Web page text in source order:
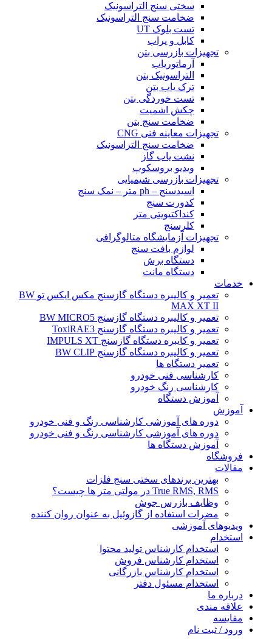
سختی سنج التراسونیک
ضخامت سنج التراسونیک
تست بلوک UT
کابل و پراب
تجهیزات بازرسی بتن
آرماتوریاب
التراسونیک بتن
ترک یاب بتن
تست خوردگی بتن
چکش اشمیت
ضخامت سنج بتن
تجهیزات معاینه فنی CNG
ضخامت سنج التراسونیک
نشت یاب گاز
ویدیو بروسکوپ
تجهیزات بازرسی شیمیایی
اسیدسنج – ph متر – نمک سنج
کدورت سنج
کنداکتیویتی متر
کلرسنج
تجهیزات آزمایشگاه متالوگرافی
لوازم بافت سنج
دستگاه برش
دستگاه مانت
خدمات
تعمیر و کالیبره دستگاه گازسنج مکس ایکس تو BW
MAX XT II
تعمیر و کالیبره دستگاه گازسنج BW MICRO5
تعمیر و کالیبره دستگاه گازسنج ToxiRAE3
تعمیر و کایبره دستگاه گازسنج IMPULS XT
تعمیر و کالیبره دستگاه گازسنج BW CLIP
تعمیر دستگاه ها
کارشناسی فنی خودرو
کارشناسی رنگ خودرو
آموزش دستگاه
آموزش
دوره های آموزشی کارشناسی رنگ و فنی خودرو
دوره های آموزشی کارشناسی رنگ و فنی خودرو
آموزش دستگاه ها
فروشگاه
مقالات
بهترین برندهای سختی سنج فلزات
True RMS, RMS در مولتی متر ها چیست؟
وظایف بازرس جوش
مضرات استفاده از گازوئیل به عنوان روان کننده
ویدیوهای آموزشی
استخدام
استخدام کارشناس تولید محتوا
استخدام کارشناس فروش
استخدام کارشناس بازرگانی
استخدام مسئول دفتر
درباره ما
علاقه مندی
مقایسه
ورود / ثبت نام